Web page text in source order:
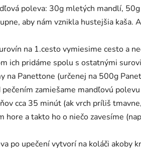
poleva: 30g mletých mandlí,
aby nám vznikla hustejšia kaša.
na 1.cesto vymiesime cesto a
ich pridáme spolu s ostatnými
na Panettone (určenej na 500g
pečením zamiešame mandľovú
cca 35 minút (ak vrch príliš
hore a takto ho o niečo zavesíme
po upečení vytvorí na koláči akoby